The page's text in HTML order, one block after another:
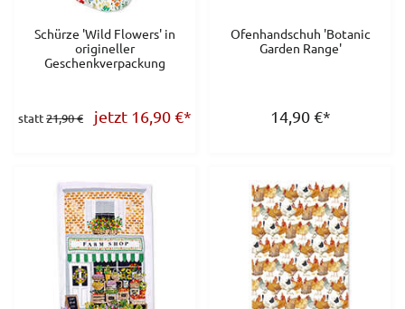
Schürze 'Wild Flowers' in
origineller
Geschenkverpackung
statt21,90 € jetzt 16,90€*
Ofenhandschuh 'Botanic
Garden Range'
14,90€*